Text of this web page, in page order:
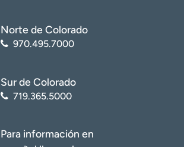
Norte de Colorado
970.495.7000
Sur de Colorado
719.365.5000
Para información en